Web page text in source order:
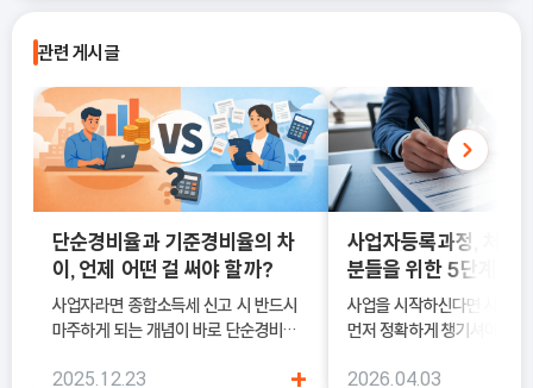
관련 게시글
단순경비율과 기준경비율의 차
이, 언제 어떤 걸 써야 할까?
사업자라면 종합소득세 신고 시 반드시
마주하게 되는 개념이 바로 단순경비율
에서는 이 두 가지의 차이를 정확히 이해
2025.12.23 +
사업자등록과정, 처음
분들을 위한 5단계 정
사업을 시작하신다면 사업자
먼저 정확하게 챙기셔야 해
국세청에 정식으로 사업을
2026.04.03